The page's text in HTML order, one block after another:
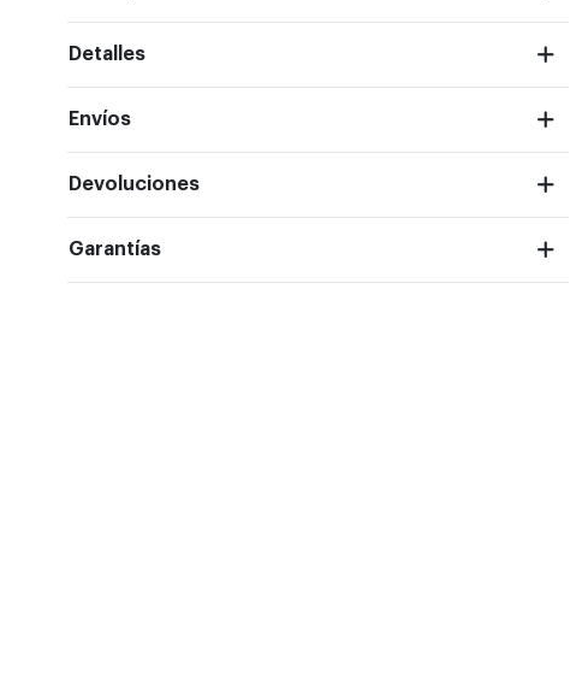
pantalla completa
pantalla completa
Detalles
Envíos
Devoluciones
Garantías